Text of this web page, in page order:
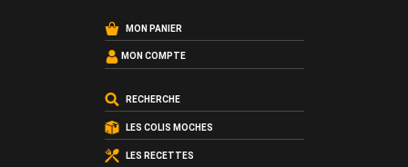
MON PANIER
MON COMPTE
RECHERCHE
LES COLIS MOCHES
LES RECETTES